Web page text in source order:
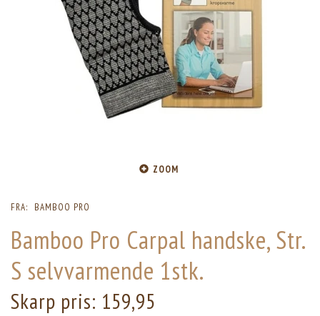
ZOOM
FRA: BAMBOO PRO
Bamboo Pro Carpal handske, Str.
S selvvarmende 1stk.
Skarp pris: 159,95